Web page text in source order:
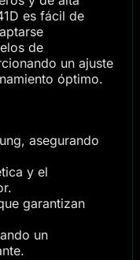
es fácil de
de
un ajuste
óptimo.
asegurando
y el
garantizan
un